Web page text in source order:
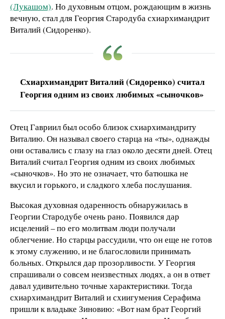
(Лукашом). Но духовным отцом, рождающим в жизнь
вечную, стал для Георгия Стародуба схиархимандрит
Виталий (Сидоренко).
Схиархимандрит Виталий (Сидоренко) считал
Георгия одним из своих любимых «сыночков»
Отец Гавриил был особо близок схиархимандриту
Виталию. Он называл своего старца на «ты», однажды
они оставались с глазу на глаз около десяти дней. Отец
Виталий считал Георгия одним из своих любимых
«сыночков». Но это не означает, что батюшка не
вкусил и горького, и сладкого хлеба послушания.
Высокая духовная одаренность обнаружилась в
Георгии Стародубе очень рано. Появился дар
исцелений – по его молитвам люди получали
облегчение. Но старцы рассудили, что он еще не готов
к этому служению, и не благословили принимать
больных. Открылся дар прозорливости. У Георгия
спрашивали о совсем неизвестных людях, а он в ответ
давал удивительно точные характеристики. Тогда
схиархимандрит Виталий и схиигумения Серафима
пришли к владыке Зиновию: «Вот нам брат Георгий